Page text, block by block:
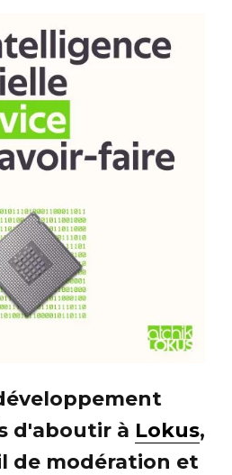
d'aboutir à Lokus,
de modération et